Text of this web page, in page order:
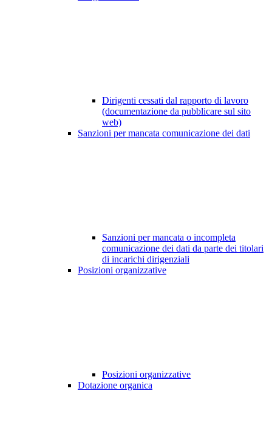
Dirigenti cessati dal rapporto di lavoro
(documentazione da pubblicare sul sito
web)
Sanzioni per mancata comunicazione dei dati
Sanzioni per mancata o incompleta
comunicazione dei dati da parte dei titolari
di incarichi dirigenziali
Posizioni organizzative
Posizioni organizzative
Dotazione organica